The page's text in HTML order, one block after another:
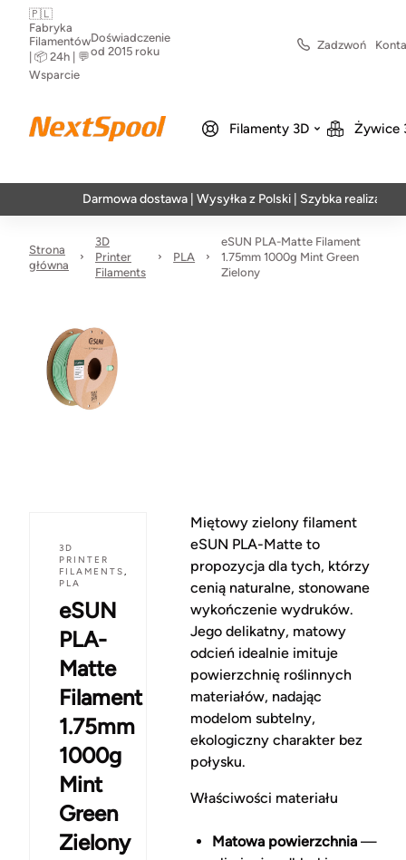
🇵🇱
Fabryka
Filamentów
| 📦 24h | 💬
Wsparcie
Doświadczenie
od 2015 roku
Zadzwoń
Filamenty 3D Żywice
Darmowa dostawa | Wysyłka z Polski | Szybka realizacja w 24h
Strona
główna
3D
Printer
Filaments
PLA
eSUN PLA-Matte Filament
1.75mm 1000g Mint Green
Zielony
3D
PRINTER
FILAMENTS,
PLA
eSUN
PLA-
Matte
Filament
1.75mm
1000g
Mint
Green
Zielony
Miętowy zielony filament
eSUN PLA-Matte to
propozycja dla tych, którzy
cenią naturalne, stonowane
wykończenie wydruków.
Jego delikatny, matowy
odcień idealnie imituje
powierzchnię roślinnych
materiałów, nadając
modelom subtelny,
ekologiczny charakter bez
połysku.
Właściwości materiału
Matowa powierzchnia—